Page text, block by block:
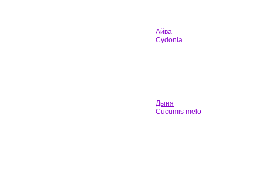
Айва
Cydonia
Дыня
Cucumis melo